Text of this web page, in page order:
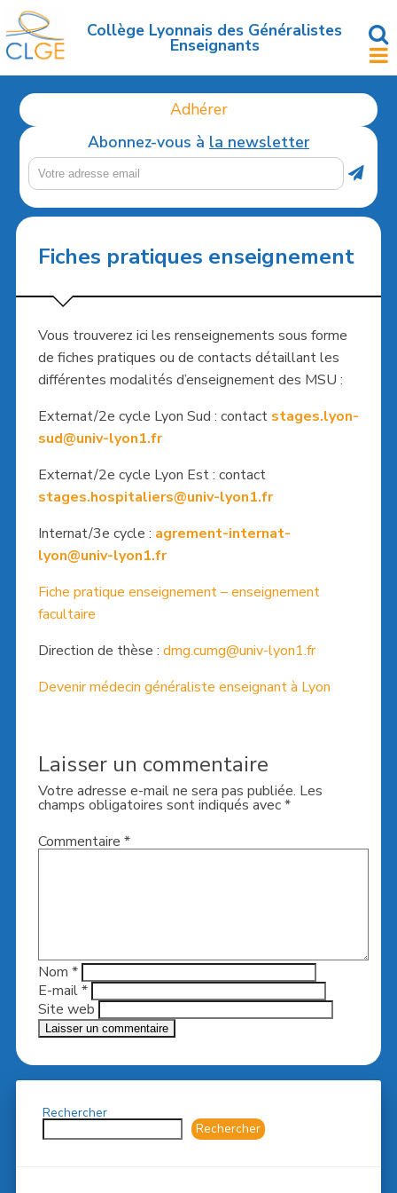
Accéder
au
contenu
Collège Lyonnais des Généralistes
Enseignants
Adhérer
Abonnez-vous à la newsletter
Fiches pratiques enseignement
Vous trouverez ici les renseignements sous forme
de fiches pratiques ou de contacts détaillant les
différentes modalités d’enseignement des MSU :
Externat/2e cycle Lyon Sud : contact stages.lyon-
sud@univ-lyon1.fr
Externat/2e cycle Lyon Est : contact
stages.hospitaliers@univ-lyon1.fr
Internat/3e cycle : agrement-internat-
lyon@univ-lyon1.fr
Fiche pratique enseignement – enseignement
facultaire
Direction de thèse : dmg.cumg@univ-lyon1.fr
Devenir médecin généraliste enseignant à Lyon
Laisser un commentaire
Votre adresse e-mail ne sera pas publiée. Les
champs obligatoires sont indiqués avec*
Commentaire *
Nom *
E-mail*
Site web
Rechercher
Rechercher